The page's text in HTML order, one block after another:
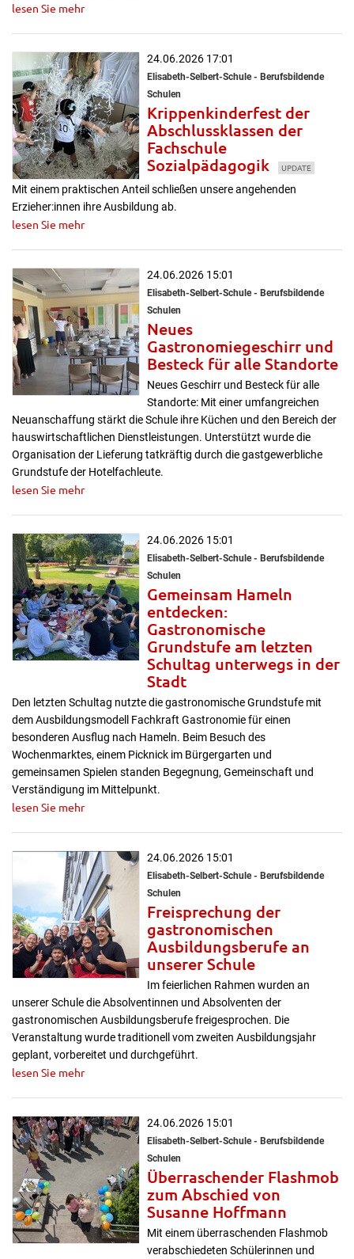
lesen Sie mehr
24.06.2026 17:01
Elisabeth-Selbert-Schule - Berufsbildende
Schulen
Krippenkinderfest der
Abschlussklassen der
Fachschule
Sozialpädagogik
UPDATE
Mit einem praktischen Anteil schließen unsere angehenden
Erzieher:innen ihre Ausbildung ab.
lesen Sie mehr
24.06.2026 15:01
Elisabeth-Selbert-Schule - Berufsbildende
Schulen
Neues
Gastronomiegeschirr und
Besteck für alle Standorte
Neues Geschirr und Besteck für alle
Standorte: Mit einer umfangreichen
Neuanschaffung stärkt die Schule ihre Küchen und den Bereich der
hauswirtschaftlichen Dienstleistungen. Unterstützt wurde die
Organisation der Lieferung tatkräftig durch die gastgewerbliche
Grundstufe der Hotelfachleute.
lesen Sie mehr
24.06.2026 15:01
Elisabeth-Selbert-Schule - Berufsbildende
Schulen
Gemeinsam Hameln
entdecken:
Gastronomische
Grundstufe am letzten
Schultag unterwegs in der
Stadt
Den letzten Schultag nutzte die gastronomische Grundstufe mit
dem Ausbildungsmodell Fachkraft Gastronomie für einen
besonderen Ausflug nach Hameln. Beim Besuch des
Wochenmarktes, einem Picknick im Bürgergarten und
gemeinsamen Spielen standen Begegnung, Gemeinschaft und
Verständigung im Mittelpunkt.
lesen Sie mehr
24.06.2026 15:01
Elisabeth-Selbert-Schule - Berufsbildende
Schulen
Freisprechung der
gastronomischen
Ausbildungsberufe an
unserer Schule
Im feierlichen Rahmen wurden an
unserer Schule die Absolventinnen und Absolventen der
gastronomischen Ausbildungsberufe freigesprochen. Die
Veranstaltung wurde traditionell vom zweiten Ausbildungsjahr
geplant, vorbereitet und durchgeführt.
lesen Sie mehr
24.06.2026 15:01
Elisabeth-Selbert-Schule - Berufsbildende
Schulen
Überraschender Flashmob
zum Abschied von
Susanne Hoffmann
Mit einem überraschenden Flashmob
verabschiedeten Schülerinnen und